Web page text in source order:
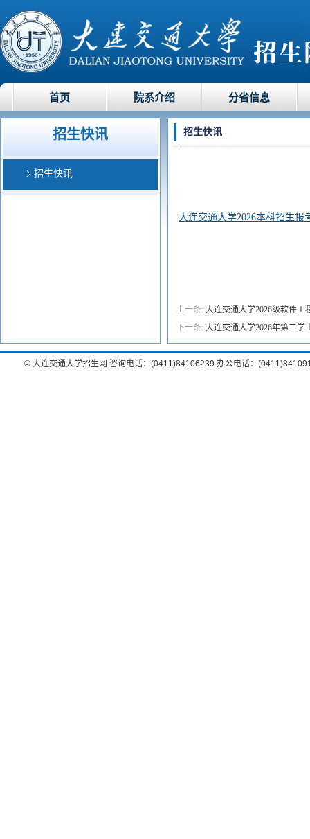
首页 院系介绍 分省信息
招生快讯
招生快讯
招生快讯
大连交通大学2026本科招生报
上一条: 大连交通大学2026级软件
下一条: 大连交通大学2026年第二学
© 大连交通大学招生网 咨询电话：(0411)84106239 办公电话：